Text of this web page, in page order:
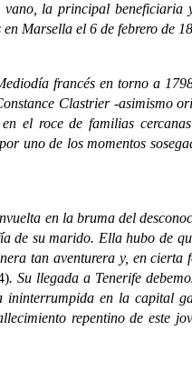
la principal beneficiaria
Marsella el 6 de febrero de
francés en torno a
Clastrier -asimismo
el roce de familias
uno de los momentos
en la bruma del
de su marido. Ella hubo de
tan aventurera y, en
. Su llegada a Tenerife
ininterrumpida en la capital
repentino de este